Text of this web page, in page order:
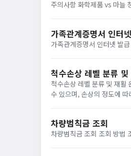
주의사항 화학제품 vs 마늘
가족관계증명서 인터
척수손상 레벨 분류
척수손상 레벨 분류 및 재활 운동 방법 척수손상 레벨 척수 손상은 교통사고, 추락, 스포츠
차량범칙금 조회